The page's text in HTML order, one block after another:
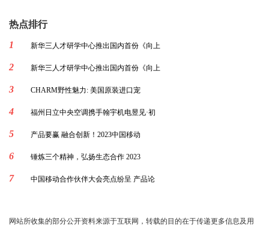
热点排行
1
新华三人才研学中心推出国内首份《向上
2 新华三人才研学中心推出国内首份《向上
3 CHARM野性魅力: 美国原装进口宠
4 福州日立中央空调携手翰宇机电昱见·初
5 产品要赢 融合创新！2023中国移动
6 锤炼三个精神，弘扬生态合作 2023
7 中国移动合作伙伴大会亮点纷呈 产品论
网站所收集的部分公开资料来源于互联网，转载的目的在于传递更多信息及用